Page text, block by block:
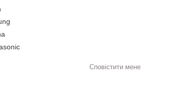
Сповістити мене